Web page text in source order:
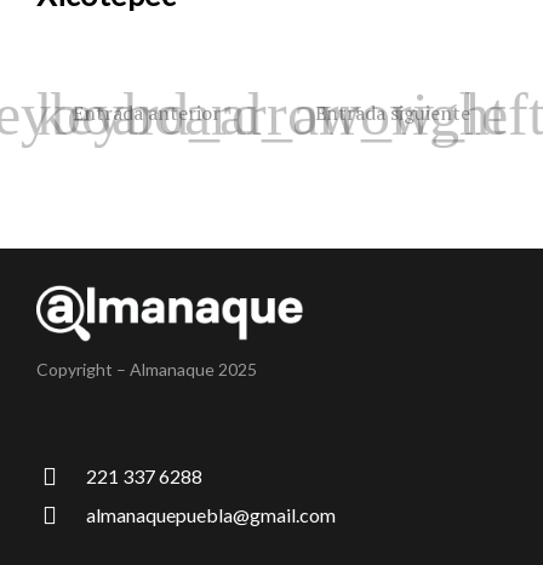
Entrada anterior Entrada siguiente
Copyright – Almanaque 2025
221 337 6288
almanaquepuebla@gmail.com